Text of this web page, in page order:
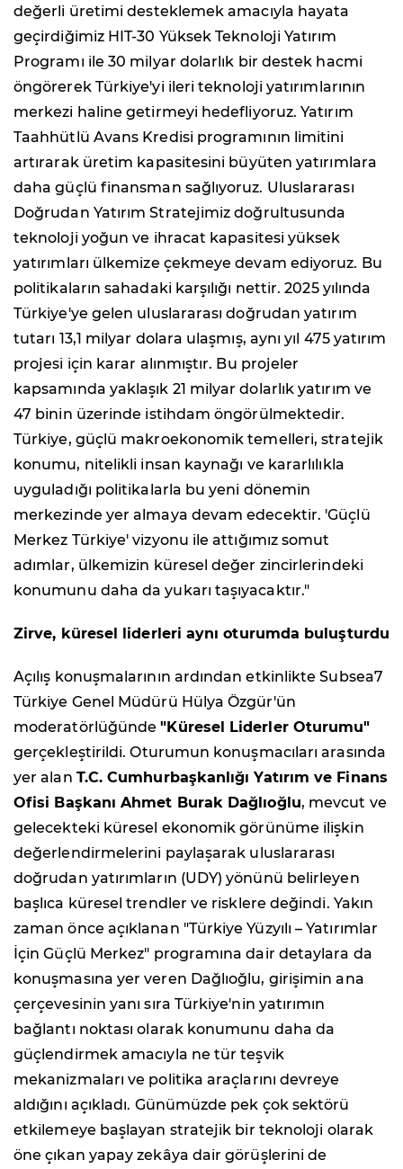
değerli üretimi desteklemek amacıyla hayata
geçirdiğimiz HIT-30 Yüksek Teknoloji Yatırım
Programı ile 30 milyar dolarlık bir destek hacmi
öngörerek Türkiye'yi ileri teknoloji yatırımlarının
merkezi haline getirmeyi hedefliyoruz. Yatırım
Taahhütlü Avans Kredisi programının limitini
artırarak üretim kapasitesini büyüten yatırımlara
daha güçlü finansman sağlıyoruz. Uluslararası
Doğrudan Yatırım Stratejimiz doğrultusunda
teknoloji yoğun ve ihracat kapasitesi yüksek
yatırımları ülkemize çekmeye devam ediyoruz. Bu
politikaların sahadaki karşılığı nettir. 2025 yılında
Türkiye'ye gelen uluslararası doğrudan yatırım
tutarı 13,1 milyar dolara ulaşmış, aynı yıl 475 yatırım
projesi için karar alınmıştır. Bu projeler
kapsamında yaklaşık 21 milyar dolarlık yatırım ve
47 binin üzerinde istihdam öngörülmektedir.
Türkiye, güçlü makroekonomik temelleri, stratejik
konumu, nitelikli insan kaynağı ve kararlılıkla
uyguladığı politikalarla bu yeni dönemin
merkezinde yer almaya devam edecektir. 'Güçlü
Merkez Türkiye' vizyonu ile attığımız somut
adımlar, ülkemizin küresel değer zincirlerindeki
konumunu daha da yukarı taşıyacaktır."
Zirve, küresel liderleri aynı oturumda buluşturdu
Açılış konuşmalarının ardından etkinlikte Subsea7
Türkiye Genel Müdürü Hülya Özgür'ün
moderatörlüğünde"Küresel Liderler Oturumu"
gerçekleştirildi. Oturumun konuşmacıları arasında
yer alan T.C. Cumhurbaşkanlığı Yatırım ve Finans
Ofisi Başkanı Ahmet Burak Dağlıoğlu, mevcut ve
gelecekteki küresel ekonomik görünüme ilişkin
değerlendirmelerini paylaşarak uluslararası
doğrudan yatırımların (UDY) yönünü belirleyen
başlıca küresel trendler ve risklere değindi. Yakın
zaman önce açıklanan "Türkiye Yüzyılı – Yatırımlar
İçin Güçlü Merkez" programına dair detaylara da
konuşmasına yer veren Dağlıoğlu, girişimin ana
çerçevesinin yanı sıra Türkiye'nin yatırımın
bağlantı noktası olarak konumunu daha da
güçlendirmek amacıyla ne tür teşvik
mekanizmaları ve politika araçlarını devreye
aldığını açıkladı. Günümüzde pek çok sektörü
etkilemeye başlayan stratejik bir teknoloji olarak
öne çıkan yapay zekâya dair görüşlerini de